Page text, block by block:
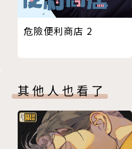
危險便利商店 2
其他人也看了